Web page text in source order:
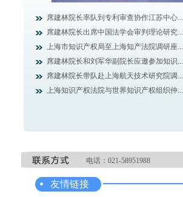
席建林院长率队到专利审查协作江苏中心...
席建林院长出席中国法学会审判理论研究...
上海市知识产权局至上海知产法院调研座...
席建林院长和刘军华副院长应邀参加知识...
席建林院长带队赴上海航天技术研究院调...
上海知识产权法院与世界知识产权组织仲...
电话：021-58951988
友情链接